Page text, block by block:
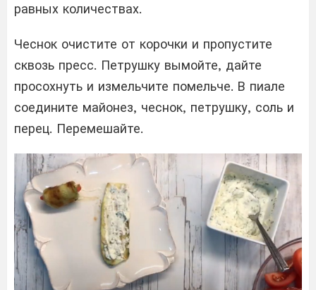
равных количествах.
Чеснок очистите от корочки и пропустите
сквозь пресс. Петрушку вымойте, дайте
просохнуть и измельчите помельче. В пиале
соедините майонез, чеснок, петрушку, соль и
перец. Перемешайте.